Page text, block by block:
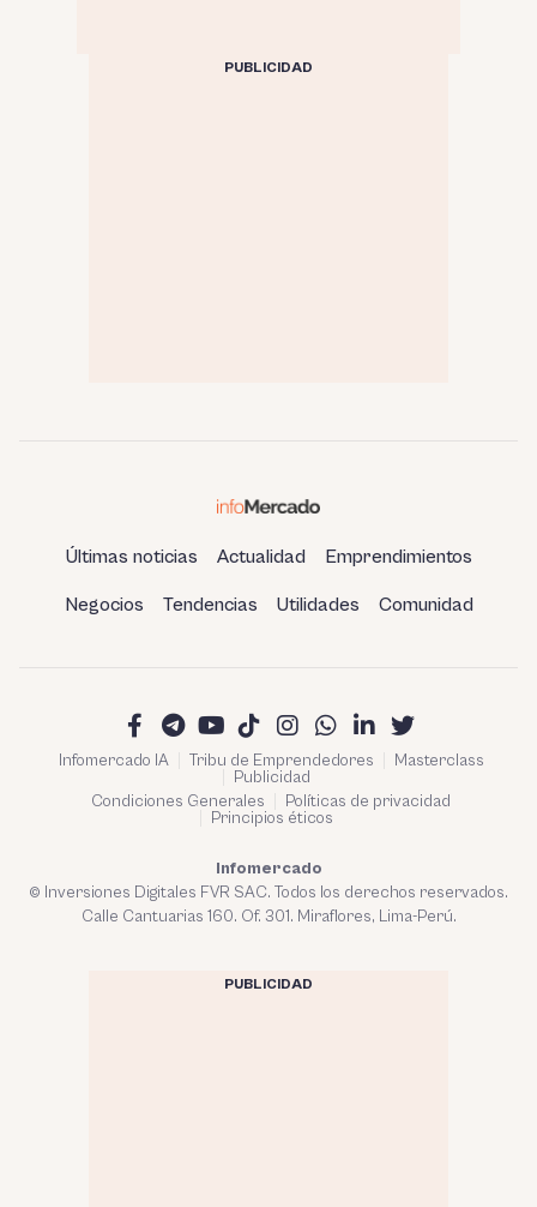
PUBLICIDAD
Últimas noticias Actualidad Emprendimientos
Negocios Tendencias Utilidades Comunidad
Infomercado IA Tribu de Emprendedores
Masterclass
Publicidad
Condiciones Generales
Políticas de privacidad
Principios éticos
Infomercado
© Inversiones Digitales FVR SAC. Todos los derechos reservados.
Calle Cantuarias 160. Of. 301. Miraflores, Lima-Perú.
PUBLICIDAD